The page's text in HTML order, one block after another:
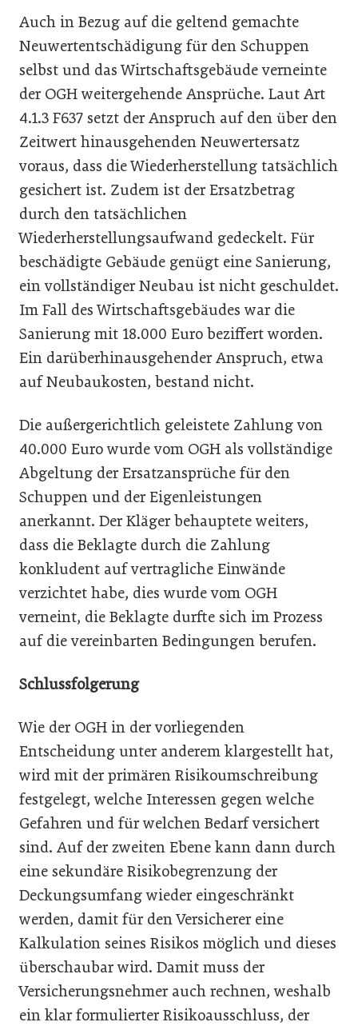
Auch in Bezug auf die geltend gemachte
Neuwertentschädigung für den Schuppen
selbst und das Wirtschaftsgebäude verneinte
der OGH weitergehende Ansprüche. Laut Art
4.1.3 F637 setzt der Anspruch auf den über den
Zeitwert hinausgehenden Neuwertersatz
voraus, dass die Wiederherstellung tatsächlich
gesichert ist. Zudem ist der Ersatzbetrag
durch den tatsächlichen
Wiederherstellungsaufwand gedeckelt. Für
beschädigte Gebäude genügt eine Sanierung,
ein vollständiger Neubau ist nicht geschuldet.
Im Fall des Wirtschaftsgebäudes war die
Sanierung mit 18.000 Euro beziffert worden.
Ein darüberhinausgehender Anspruch, etwa
auf Neubaukosten, bestand nicht.
Die außergerichtlich geleistete Zahlung von
40.000 Euro wurde vom OGH als vollständige
Abgeltung der Ersatzansprüche für den
Schuppen und der Eigenleistungen
anerkannt. Der Kläger behauptete weiters,
dass die Beklagte durch die Zahlung
konkludent auf vertragliche Einwände
verzichtet habe, dies wurde vom OGH
verneint, die Beklagte durfte sich im Prozess
auf die vereinbarten Bedingungen berufen.
Schlussfolgerung
Wie der OGH in der vorliegenden
Entscheidung unter anderem klargestellt hat,
wird mit der primären Risikoumschreibung
festgelegt, welche Interessen gegen welche
Gefahren und für welchen Bedarf versichert
sind. Auf der zweiten Ebene kann dann durch
eine sekundäre Risikobegrenzung der
Deckungsumfang wieder eingeschränkt
werden, damit für den Versicherer eine
Kalkulation seines Risikos möglich und dieses
überschaubar wird. Damit muss der
Versicherungsnehmer auch rechnen, weshalb
ein klar formulierter Risikoausschluss, der